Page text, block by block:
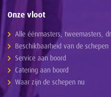
Onze vloot
Alle éénmasters, tweemasters,
Beschikbaarheid van de schepen
Service aan boord
Catering aan boord
Waar zijn de schepen nu